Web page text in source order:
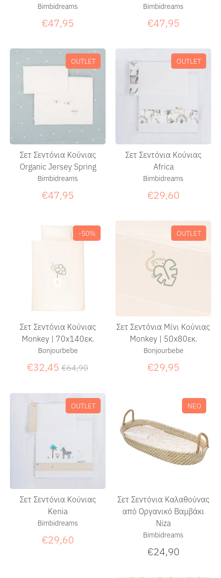
Bimbidreams
€47,95
Bimbidreams
€47,95
Σετ Σεντόνια Κούνιας
Organic Jersey Spring
Bimbidreams
€47,95
OUTLET
Σετ Σεντόνια Κούνιας
Africa
Bimbidreams
€29,60
OUTLET
Σετ Σεντόνια Κούνιας
Monkey | 70x140εκ.
Bonjourbebe
€32,45 Κανονική
€64,90
-50%
Σετ Σεντόνια Μίνι Κούνιας
Monkey | 50x80εκ.
Bonjourbebe
€29,95
OUTLET
Σετ Σεντόνια Κούνιας
Kenia
Bimbidreams
€29,60
OUTLET
Σετ Σεντόνια Καλαθούνας
από Οργανικό Βαμβάκι
Niza
Bimbidreams
€24,90
ΝΕΟ